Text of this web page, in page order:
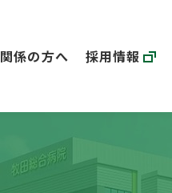
係の方へ 採用情報